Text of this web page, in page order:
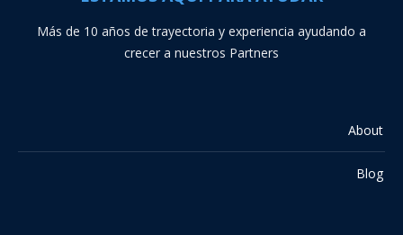
Más de 10 años de trayectoria y experiencia ayudando a
crecer a nuestros Partners
About
Blog